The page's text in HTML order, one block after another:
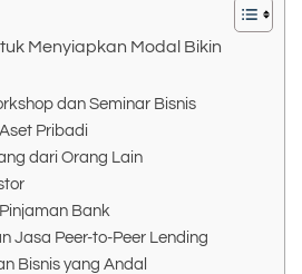
Menyiapkan Modal Bikin
dan Seminar Bisnis
Pribadi
dari Orang Lain
Bank
Jasa Peer-to-Peer Lending
Bisnis yang Andal